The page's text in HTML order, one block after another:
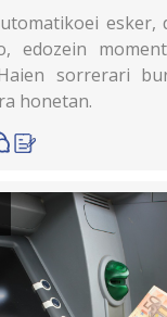
esker,
edozein
sorrerari
honetan.